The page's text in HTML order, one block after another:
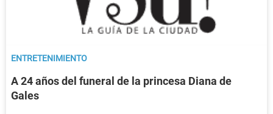
ENTRETENIMIENTO
A 24 años del funeral de la princesa Diana de
Gales